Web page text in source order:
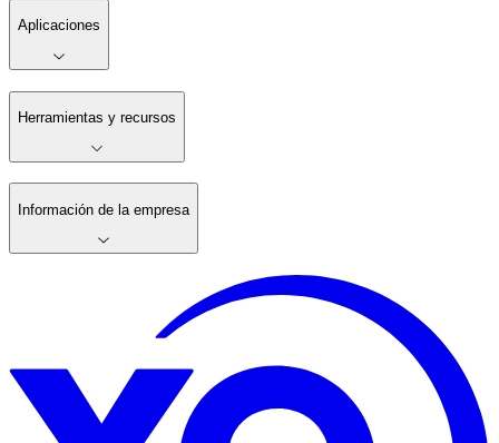
Aplicaciones
Herramientas y recursos
Información de la empresa